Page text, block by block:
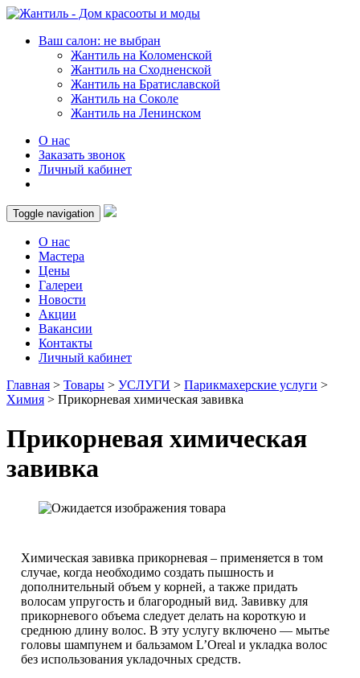
Ваш салон: не выбран
Жантиль на Коломенской
Жантиль на Сходненской
Жантиль на Братиславской
Жантиль на Соколе
Жантиль на Ленинском
О нас
Заказать звонок
Личный кабинет
Toggle navigation
О нас
Мастера
Цены
Галереи
Новости
Акции
Вакансии
Контакты
Личный кабинет
Главная > Товары > УСЛУГИ > Парикмахерские услуги >
Химия > Прикорневая химическая завивка
Прикорневая химическая
завивка
Химическая завивка прикорневая – применяется в том
случае, когда необходимо создать пышность и
дополнительный объем у корней, а также придать
волосам упругость и благородный вид. Завивку для
прикорневого объема следует делать на короткую и
среднюю длину волос. В эту услугу включено — мытье
головы шампунем и бальзамом L’Oreal и укладка волос
без использования укладочных средств.